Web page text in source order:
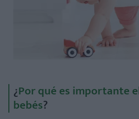
¿Por qué es importante
bebés?